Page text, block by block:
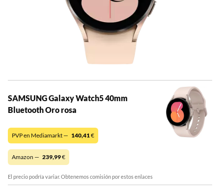
SAMSUNG Galaxy Watch5 40mm
Bluetooth Oro rosa
PVP en Mediamarkt — 140,41€
Amazon — 239,99€
El precio podría variar. Obtenemos comisión por estos enlaces